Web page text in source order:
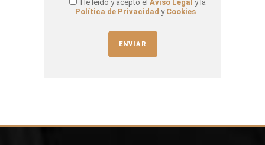
He leído y acepto el Aviso Legal y la
Política de Privacidad y Cookies